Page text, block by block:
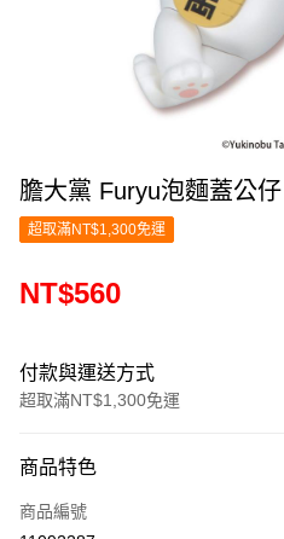
膽大黨 Furyu泡麵蓋公
超取滿NT$1,300免運
NT$560
付款與運送方式
超取滿NT$1,300免運
信用卡一次付款
超商取貨付款
商品特色
商品編號